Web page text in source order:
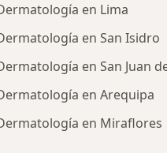
en Lima
en San Isidro
en San Juan
en Arequipa
en Miraflores